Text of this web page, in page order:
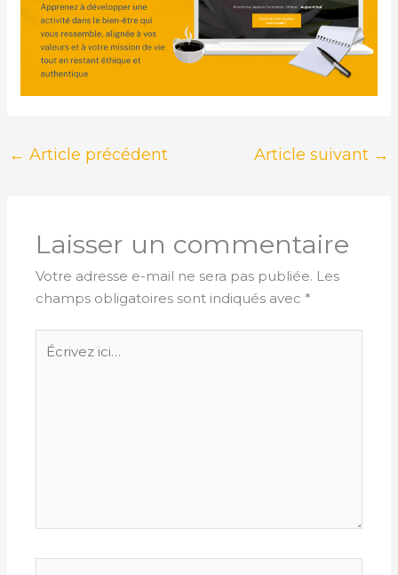
← Article précédent Article suivant →
Laisser un commentaire
Votre adresse e-mail ne sera pas publiée. Les
champs obligatoires sont indiqués avec *
Écrivez
ici…